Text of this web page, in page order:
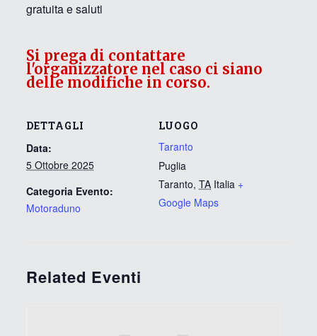
gratuita e saluti
DETTAGLI
Data:
5 Ottobre 2025
Categoria Evento:
Motoraduno
LUOGO
Taranto
Puglia
Taranto, TA Italia +
Google Maps
Related Eventi
Si prega di contattare
l'organizzatore nel caso ci siano
delle modifiche in corso.